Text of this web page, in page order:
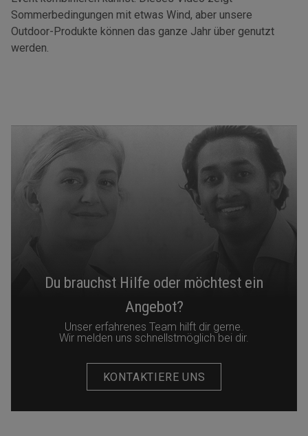
Sommerbedingungen mit etwas Wind, aber unsere
Outdoor-Produkte können das ganze Jahr über genutzt
werden.
Du brauchst Hilfe oder möchtest ein
Angebot?
Unser erfahrenes Team hilft dir gerne.
Wir melden uns schnellstmöglich bei dir.
KONTAKTIERE UNS